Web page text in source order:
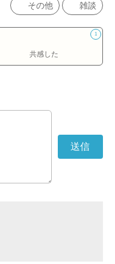
その他 雑談
1
共感した